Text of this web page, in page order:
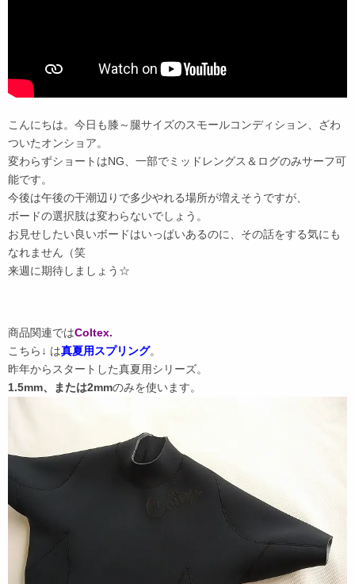
こんにちは。今日も膝～腿サイズのスモールコンディション、ざわ
ついたオンショア。
変わらずショートはNG、一部でミッドレングス＆ログのみサーフ可
能です。
今後は午後の干潮辺りで多少やれる場所が増えそうですが、
ボードの選択肢は変わらないでしょう。
お見せしたい良いボードはいっぱいあるのに、その話をする気にも
なれません（笑
来週に期待しましょう☆
商品関連ではColtex.
こちら↓ は真夏用スプリング。
昨年からスタートした真夏用シリーズ。
1.5mm、または2mmのみを使います。